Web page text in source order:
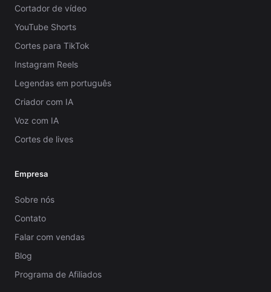
Cortador de vídeo
YouTube Shorts
Cortes para TikTok
Instagram Reels
Legendas em português
Criador com IA
Voz com IA
Cortes de lives
Empresa
Sobre nós
Contato
Falar com vendas
Blog
Programa de Afiliados